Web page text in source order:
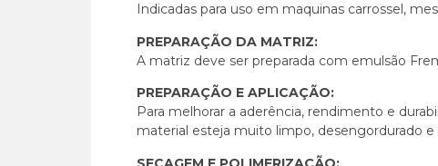
Indicadas para uso em maquinas carrossel,
PREPARAÇÃO DA MATRIZ:
A matriz deve ser preparada com emulsão
PREPARAÇÃO E APLICAÇÃO:
Para melhorar a aderência, rendimento e
material esteja muito limpo, desengordurado e